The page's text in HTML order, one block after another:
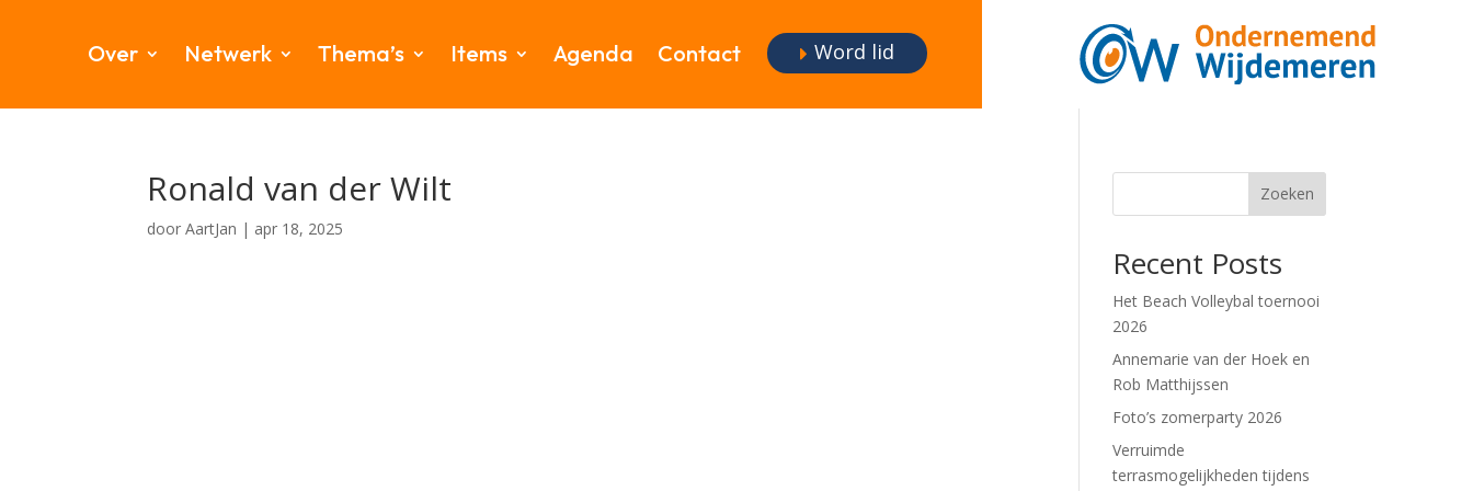
Over Netwerk Thema’s Items Agenda Contact Word lid
Ronald van der Wilt
doorAartJan | apr 18, 2025
Zoeken
Recent Posts
Het Beach Volleybal toernooi
2026
Annemarie van der Hoek en
Rob Matthijssen
Foto’s zomerparty 2026
Verruimde
terrasmogelijkheden tijdens